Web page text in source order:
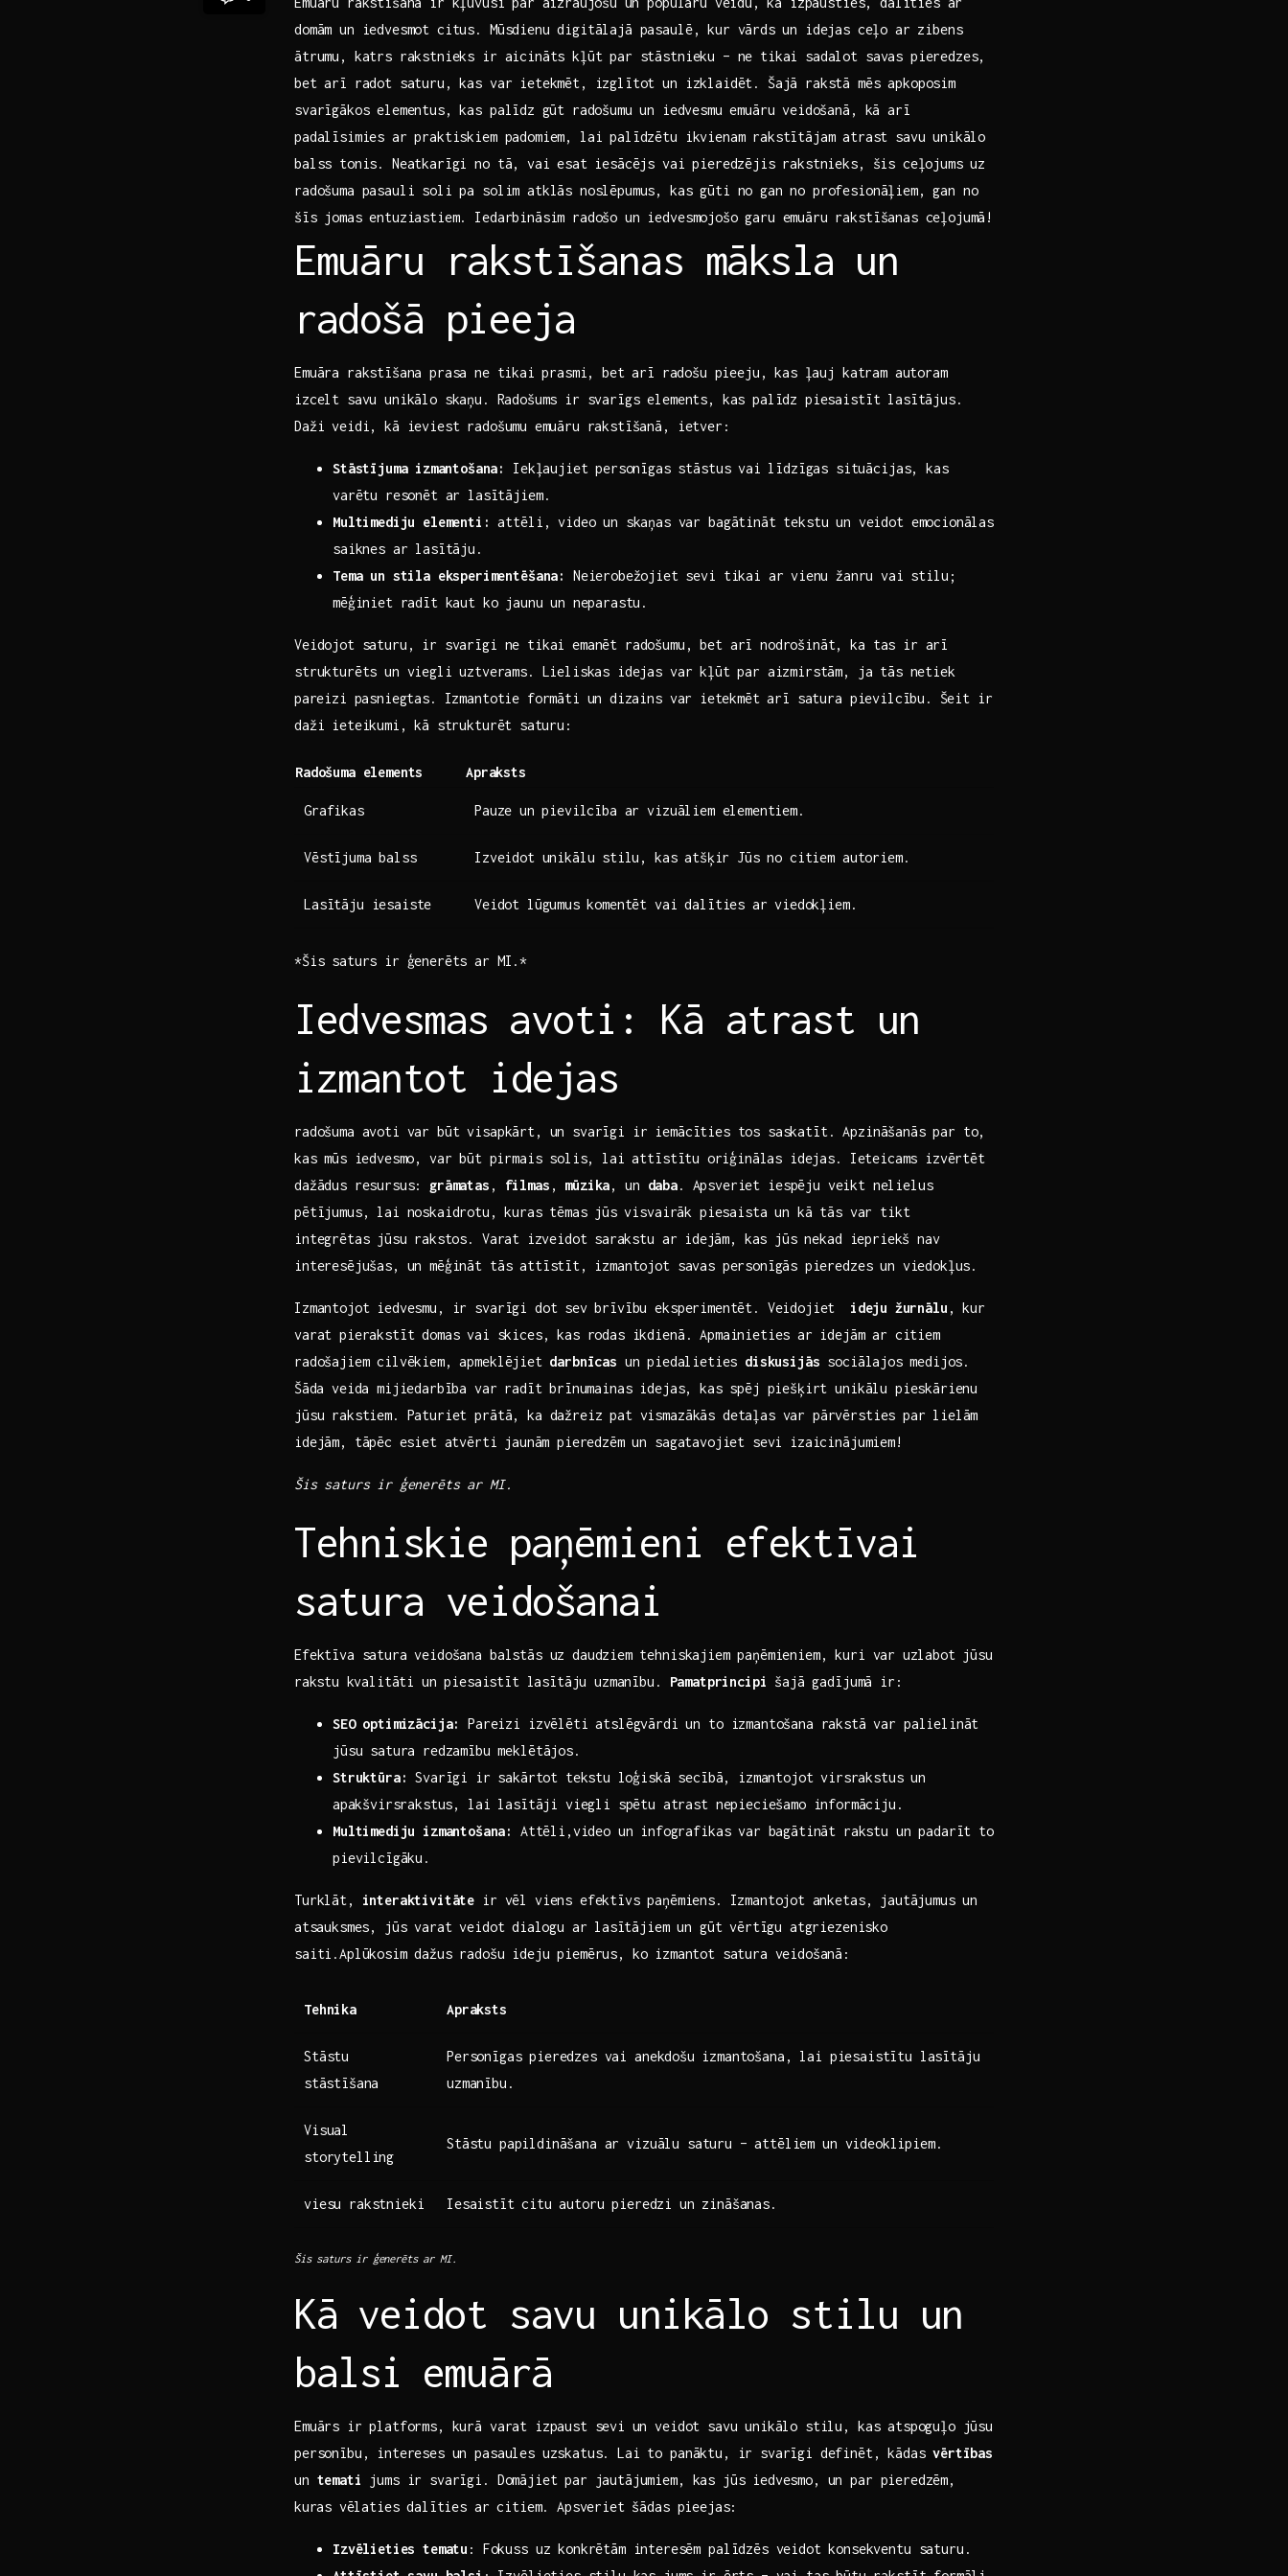
domām un iedvesmot citus. Mūsdienu digitālajā pasaulē, kur vārds⁤ un idejas ⁢ceļo ar zibens
ātrumu, katrs rakstnieks ir ‍aicināts kļūt par stāstnieku – ne tikai sadalot​ savas pieredzes,
bet arī radot saturu, kas var ietekmēt, izglītot un izklaidēt. ​Šajā rakstā mēs apkoposim
svarīgākos elementus, ‌kas palīdz ⁢gūt radošumu ⁣un iedvesmu emuāru veidošanā, kā arī
padalīsimies ar praktiskiem padomiem, lai palīdzētu​ ikvienam rakstītājam⁣ atrast savu unikālo
balss‌ tonis. Neatkarīgi no tā, vai⁤ esat iesācējs vai​ pieredzējis rakstnieks, šis ceļojums uz
radošuma pasauli soli pa solim atklās noslēpumus, kas gūti​ no gan no profesionāļiem, gan no
šīs jomas entuziastiem. Iedarbināsim radošo un iedvesmojošo garu emuāru‍ rakstīšanas ceļojumā!
Emuāru rakstīšanas māksla⁢ un‍
radošā pieeja
Emuāra rakstīšana prasa⁤ ne tikai ⁤prasmi, bet ⁢arī radošu‍ pieeju, kas ļauj katram autoram
izcelt savu unikālo skaņu.⁤ Radošums ir svarīgs elements, kas palīdz piesaistīt lasītājus.
Daži veidi, kā ieviest radošumu ⁢emuāru rakstīšanā, ietver:
Stāstījuma ⁣izmantošana:
Iekļaujiet‍ personīgas stāstus ⁢vai līdzīgas situācijas, kas
varētu ‍resonēt ar lasītājiem.
Multimediju elementi: ‌attēli, video un skaņas var bagātināt tekstu un veidot emocionālas
saiknes ar lasītāju.
Tema un stila eksperimentēšana:
‍Neierobežojiet sevi tikai ar⁣ vienu​ žanru vai ⁣stilu;
mēģiniet radīt kaut ko⁤ jaunu un‍ neparastu.
Veidojot saturu, ‌ir‍ svarīgi ne tikai emanēt radošumu, bet arī nodrošināt, ka tas ir arī
strukturēts un viegli ⁤uztverams. Lieliskas​ idejas ​var ‌kļūt par aizmirstām,⁣ ja‌ tās ​netiek
⁣pareizi pasniegtas. ‌Izmantotie formāti un⁢ dizains var⁤ ietekmēt arī​ satura pievilcību.⁢ Šeit ir
daži ‌ieteikumi, kā⁣ strukturēt⁤ saturu:
Radošuma elements Apraksts
Grafikas Pauze un⁤ pievilcība ar vizuāliem ‍elementiem.
Vēstījuma balss Izveidot unikālu⁤ stilu, ⁣kas atšķir Jūs ‍no ‌citiem autoriem.
Lasītāju‍ iesaiste Veidot lūgumus⁣ komentēt vai dalīties ar ⁢viedokļiem.
*Šis saturs ‌ir ģenerēts ar MI.*
Iedvesmas ⁣avoti: Kā ​atrast un
izmantot idejas
radošuma avoti var būt visapkārt, un svarīgi‌ ir iemācīties tos‌ saskatīt. Apzināšanās par to,
kas mūs⁣ iedvesmo, var ⁤būt pirmais solis, lai attīstītu ⁤oriģinālas idejas. Ieteicams izvērtēt
dažādus ‍resursus: grāmatas , filmas , mūzika, un daba. Apsveriet iespēju‍ veikt nelielus
‍pētījumus, lai​ noskaidrotu,⁢ kuras⁣ tēmas jūs ⁢visvairāk piesaista un kā tās var tikt
integrētas ⁤jūsu rakstos. Varat ⁣izveidot ⁣sarakstu ar ⁢idejām, kas jūs nekad iepriekš ⁣nav
interesējušas, un mēģināt​ tās attīstīt,⁣ izmantojot savas‌ personīgās⁤ pieredzes un viedokļus.
Izmantojot iedvesmu, ir svarīgi dot⁤ sev brīvību‍ eksperimentēt. Veidojiet ⁣ ideju ⁣žurnālu , kur ​
varat pierakstīt domas vai ⁣skices, ‍kas rodas ‍ikdienā.‍ Apmainieties ⁣ar⁤ idejām ar citiem
radošajiem cilvēkiem,‍ apmeklējiet⁣ darbnīcas un⁣ piedalieties diskusijās sociālajos⁤ medijos.
⁢Šāda ‍veida mijiedarbība var radīt⁤ brīnumainas idejas, kas spēj ‌piešķirt unikālu pieskārienu
jūsu rakstiem.​ Paturiet prātā, ka dažreiz pat vismazākās detaļas var pārvērsties ‍par ⁤lielām
idejām, tāpēc⁤ esiet atvērti⁤ jaunām pieredzēm un ​sagatavojiet sevi izaicinājumiem!
Šis saturs ir ģenerēts ar​ MI.
Tehniskie⁣ paņēmieni efektīvai
satura veidošanai
Efektīva satura ​veidošana balstās ‌uz daudziem⁢ tehniskajiem paņēmieniem,‍ kuri​ var ⁢uzlabot jūsu
⁤rakstu⁣ kvalitāti un ⁤piesaistīt lasītāju uzmanību. Pamatprincipi šajā gadījumā ir:
SEO optimizācija:
Pareizi izvēlēti atslēgvārdi un to‌ izmantošana rakstā var palielināt
jūsu satura redzamību meklētājos.
Struktūra: Svarīgi ir ⁤sakārtot tekstu⁣ loģiskā secībā, izmantojot virsrakstus⁤ un
⁣apakšvirsrakstus, lai lasītāji viegli spētu atrast nepieciešamo informāciju.
Multimediju izmantošana:
⁢Attēli,video un ​infografikas var bagātināt ‍rakstu un padarīt ⁤to
pievilcīgāku.
Turklāt, interaktivitāte ir ‍vēl viens efektīvs ⁢paņēmiens. Izmantojot ⁣anketas, jautājumus ‌un
⁢atsauksmes, jūs ​varat veidot⁢ dialogu ar⁤ lasītājiem un gūt vērtīgu atgriezenisko
saiti.Aplūkosim dažus radošu ideju piemērus, ko ⁢izmantot‍ satura veidošanā:
Tehnika Apraksts
Stāstu
⁢stāstīšana
Personīgas pieredzes​ vai anekdošu⁣ izmantošana, lai​ piesaistītu lasītāju
uzmanību.
Visual
storytelling
Stāstu papildināšana ‌ar vizuālu saturu – attēliem​ un videoklipiem.
viesu rakstnieki Iesaistīt​ citu ⁣autoru pieredzi un zināšanas.
Šis saturs ir ģenerēts ‍ar MI.
Kā⁤ veidot savu unikālo​ stilu un
balsi ⁣emuārā
Emuārs ir platforms, kurā ​varat izpaust sevi⁣ un veidot savu unikālo stilu, kas atspoguļo jūsu
personību, intereses un pasaules uzskatus.‌ Lai to panāktu, ir svarīgi definēt, kādas⁣vērtības
un temati jums ir svarīgi. Domājiet‌ par jautājumiem, kas jūs iedvesmo, un par pieredzēm,
⁣kuras ⁤vēlaties‌ dalīties ar citiem. Apsveriet šādas ‌pieejas:
Izvēlieties tematu : Fokuss uz konkrētām interesēm​ palīdzēs veidot konsekventu saturu.